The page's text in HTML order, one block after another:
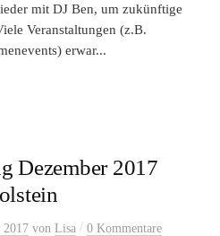
mit DJ Ben, um zukünftige
Veranstaltungen (z.B.
erwar...
Dezember 2017
2017 von Lisa / 0 Kommentare